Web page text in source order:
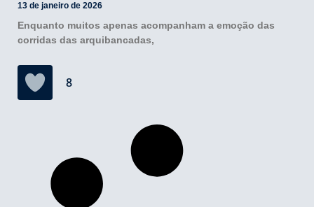
13 de janeiro de 2026
Enquanto muitos apenas acompanham a emoção das
corridas das arquibancadas,
8